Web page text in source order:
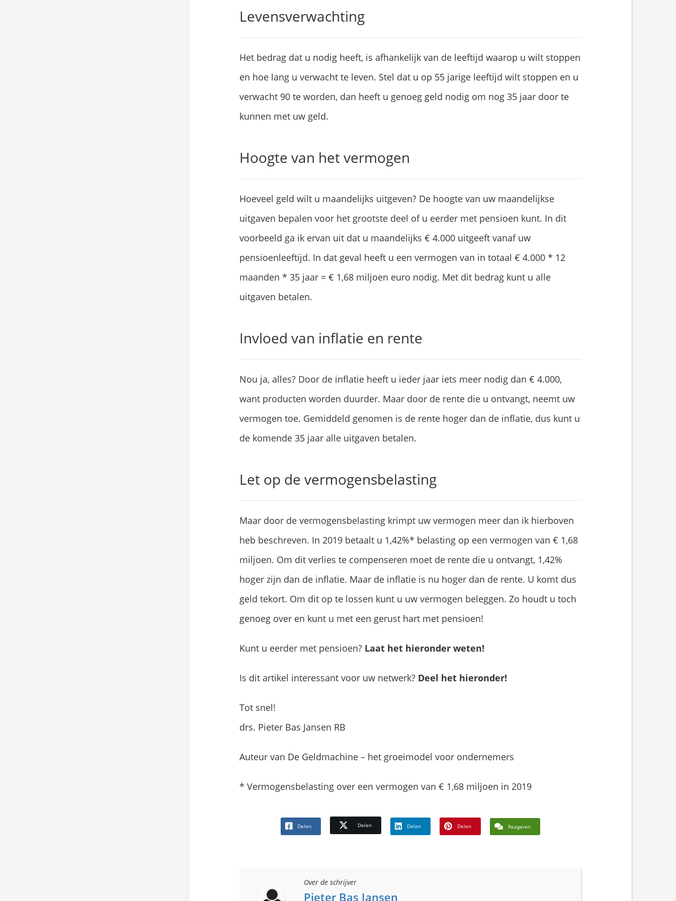
Levensverwachting
Het bedrag dat u nodig heeft, is afhankelijk van de leeftijd waarop u wilt stoppen
en hoe lang u verwacht te leven. Stel dat u op 55 jarige leeftijd wilt stoppen en u
verwacht 90 te worden, dan heeft u genoeg geld nodig om nog 35 jaar door te
kunnen met uw geld.
Hoogte van het vermogen
Hoeveel geld wilt u maandelijks uitgeven? De hoogte van uw maandelijkse
uitgaven bepalen voor het grootste deel of u eerder met pensioen kunt. In dit
voorbeeld ga ik ervan uit dat u maandelijks € 4.000 uitgeeft vanaf uw
pensioenleeftijd. In dat geval heeft u een vermogen van in totaal € 4.000 * 12
maanden * 35 jaar = € 1,68 miljoen euro nodig. Met dit bedrag kunt u alle
uitgaven betalen.
Invloed van inflatie en rente
Nou ja, alles? Door de inflatie heeft u ieder jaar iets meer nodig dan € 4.000,
want producten worden duurder. Maar door de rente die u ontvangt, neemt uw
vermogen toe. Gemiddeld genomen is de rente hoger dan de inflatie, dus kunt u
de komende 35 jaar alle uitgaven betalen.
Let op de vermogensbelasting
Maar door de vermogensbelasting krimpt uw vermogen meer dan ik hierboven
heb beschreven. In 2019 betaalt u 1,42%* belasting op een vermogen van € 1,68
miljoen. Om dit verlies te compenseren moet de rente die u ontvangt, 1,42%
hoger zijn dan de inflatie. Maar de inflatie is nu hoger dan de rente. U komt dus
geld tekort. Om dit op te lossen kunt u uw vermogen beleggen. Zo houdt u toch
genoeg over en kunt u met een gerust hart met pensioen!
Kunt u eerder met pensioen? Laat het hieronder weten!
Is dit artikel interessant voor uw netwerk? Deel het hieronder!
Tot snel!
drs. Pieter Bas Jansen RB
Auteur van De Geldmachine – het groeimodel voor ondernemers
* Vermogensbelasting over een vermogen van € 1,68 miljoen in 2019
Delen Delen Delen Delen Reageren
Over de schrijver
Pieter Bas Jansen